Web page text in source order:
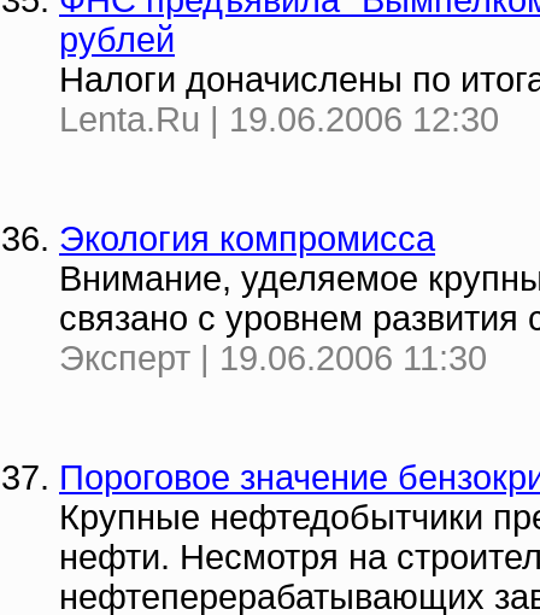
рублей
Налоги доначислены по
Lenta.Ru | 19.06.2006 12:30
Экология компромисса
Внимание, уделяемое
связано с уровнем развития
Эксперт | 19.06.2006 11:30
Пороговое значение
Крупные нефтедобытчики
нефти. Несмотря на
нефтеперерабатывающих